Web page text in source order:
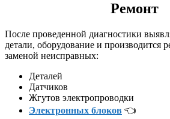
Ремонт
После проведенной диагностики
детали, оборудование и производится
заменой неисправных:
Деталей
Датчиков
Жгутов электропроводки
Электронных блоков 👈